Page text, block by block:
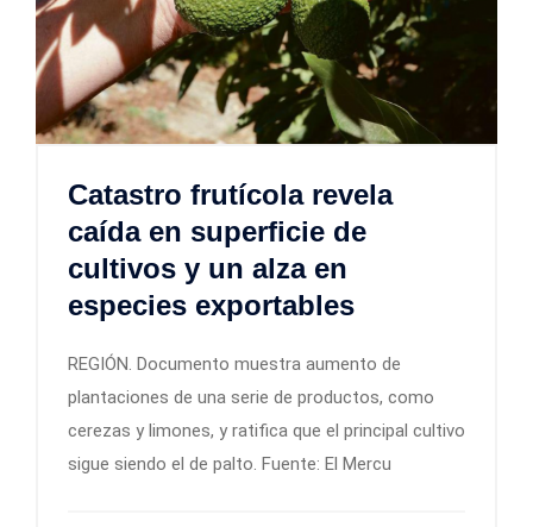
Catastro frutícola revela
caída en superficie de
cultivos y un alza en
especies exportables
REGIÓN. Documento muestra aumento de
plantaciones de una serie de productos, como
cerezas y limones, y ratifica que el principal cultivo
sigue siendo el de palto. Fuente: El Mercu